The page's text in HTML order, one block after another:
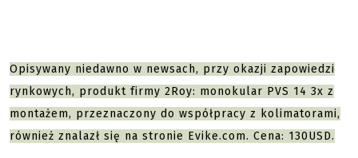
Opisywany niedawno w newsach, przy okazji zapowiedzi
rynkowych, produkt firmy 2Roy: monokular PVS 14 3x z
montażem, przeznaczony do współpracy z kolimatorami,
również znalazł się na stronie Evike.com. Cena: 130USD.